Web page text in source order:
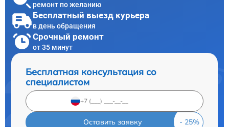
ремонт по желанию
Бесплатный выезд курьера
в день обращения
Срочный ремонт
от 35 минут
Бесплатная консультация со
специалистом
Оставить заявку